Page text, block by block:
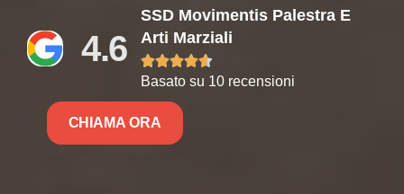
4.6
SSD Movimentis Palestra E
Arti Marziali

Basato su 10 recensioni
CHIAMA ORA